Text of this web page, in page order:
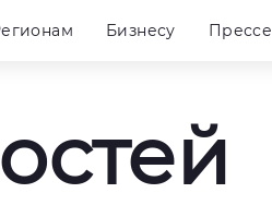
Бизнесу Прессе